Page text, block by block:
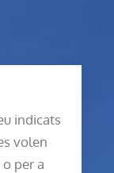
indicats
volen
o per a